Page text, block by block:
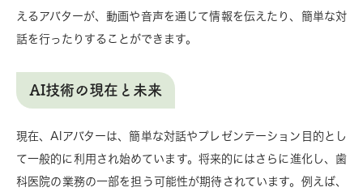
えるアバターが、動画や音声を通じて情報を伝えたり、簡単な対
話を行ったりすることができます。
AI技術の現在と未来
現在、AIアバターは、簡単な対話やプレゼンテーション目的とし
て一般的に利用され始めています。将来的にはさらに進化し、歯
科医院の業務の一部を担う可能性が期待されています。例えば、